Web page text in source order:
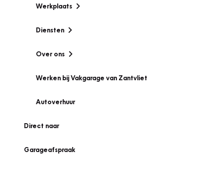
Werkplaats
Diensten
Over ons
Werken bij Vakgarage van Zantvliet
Autoverhuur
Direct naar
Garageafspraak